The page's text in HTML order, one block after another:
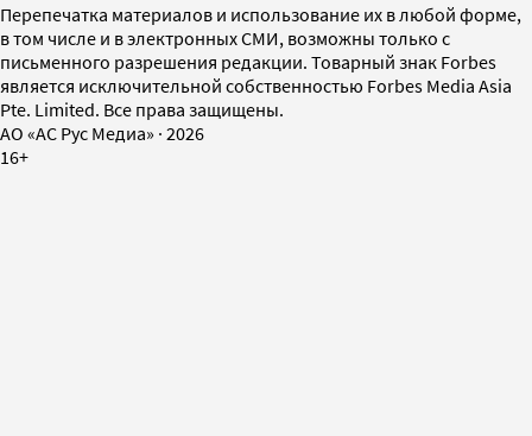
Перепечатка материалов и использование их в любой форме,
в том числе и в электронных СМИ, возможны только с
письменного разрешения редакции. Товарный знак Forbes
является исключительной собственностью Forbes Media Asia
Pte. Limited. Все права защищены.
AO «АС Рус Медиа» · 2026
16+